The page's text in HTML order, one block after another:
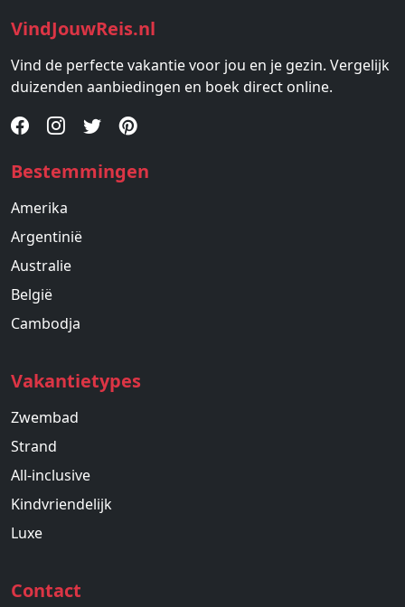
VindJouwReis.nl
Vind de perfecte vakantie voor jou en je gezin. Vergelijk
duizenden aanbiedingen en boek direct online.
Bestemmingen
Amerika
Argentinië
Australie
België
Cambodja
Vakantietypes
Zwembad
Strand
All-inclusive
Kindvriendelijk
Luxe
Contact